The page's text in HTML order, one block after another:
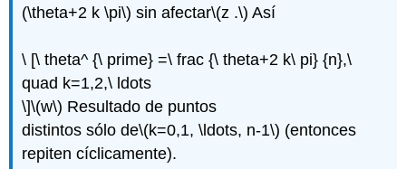
(\theta+2 k \pi\) sin afectar\(z .\) Así
\ [\ theta^ {\ prime} =\ frac {\ theta+2 k\ pi} {n},\
quad k=1,2,\ ldots
\]\(w\) Resultado de puntos
distintos sólo de\(k=0,1, \ldots, n-1\) (entonces
repiten cíclicamente).